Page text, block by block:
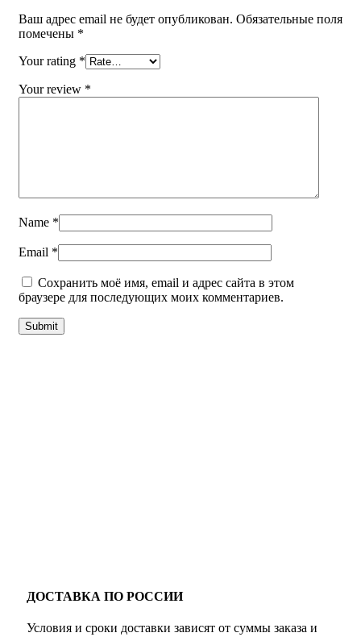
Ваш адрес email не будет опубликован. Обязательные поля
помечены *
Your rating *
Your review *
Name *
Email *
Сохранить моё имя, email и адрес сайта в этом
браузере для последующих моих комментариев.
ДОСТАВКА ПО РОССИИ
Условия и сроки доставки зависят от суммы заказа и